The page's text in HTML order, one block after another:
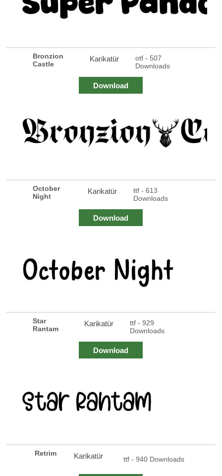
Bronzion
Castle
Karikatür
otf - 507
Downloads
Download
October
Night
Karikatür
ttf - 613
Downloads
Download
Star
Rantam
Karikatür
ttf - 929
Downloads
Download
Retrim Karikatür ttf - 940 Downloads